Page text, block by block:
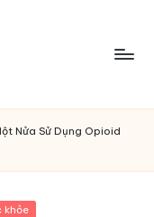
Nửa Sử Dụng Opioid
khỏe